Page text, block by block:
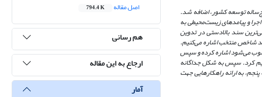
پنج‌ساله توسعه کشور، اضافه شد.
و پیامدهای زیست‌محیطی به
نسند بالادستی در تدوین
شاخص منتخب اشاره می‌کنیم.
می‌شود اشاره کرده و سپس
کرد. سپس به شکل جداگانه
به ارائه راهکارهایی جهت
اصل مقاله
794.4 K
هم رسانی
ارجاع به این مقاله
آمار